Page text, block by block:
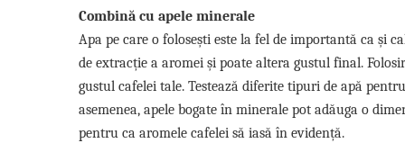
Combină cu apele minerale
Apa pe care o folosești este la fel de importantă ca și
de extracție a aromei și poate altera gustul final.
gustul cafelei tale. Testează diferite tipuri de apă
asemenea, apele bogate în minerale pot adăuga o
pentru ca aromele cafelei să iasă în evidență.